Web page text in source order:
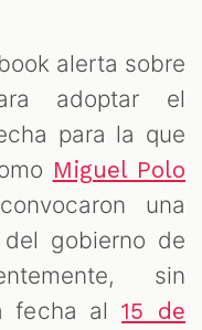
alerta sobre
adoptar el
para la que
Miguel Polo
una
gobierno de
sin
fecha al15 de